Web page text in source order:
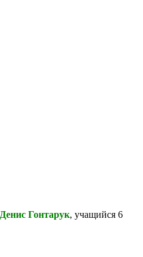
Денис Гонтарук, учащийся 6